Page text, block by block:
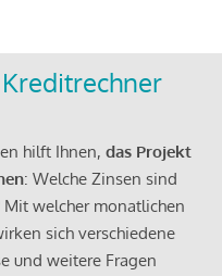
hilft Ihnen, das Projekt
: Welche Zinsen sind
welcher monatlichen
sich verschiedene
und weitere Fragen